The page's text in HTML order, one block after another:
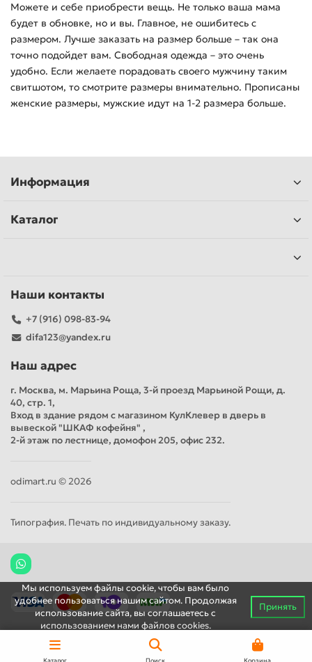
Можете и себе приобрести вещь. Не только ваша мама
будет в обновке, но и вы. Главное, не ошибитесь с
размером. Лучше заказать на размер больше – так она
точно подойдет вам. Свободная одежда – это очень
удобно. Если желаете порадовать своего мужчину таким
свитшотом, то смотрите размеры внимательно. Прописаны
женские размеры, мужские идут на 1-2 размера больше.
Информация
Каталог
Наши контакты
+7 (916) 098-83-94
difa123@yandex.ru
Наш адрес
г. Москва, м. Марьина Роща, 3-й проезд Марьиной Рощи, д.
40, стр. 1,
Вход в здание рядом с магазином КулКлевер в дверь в
вывеской "ШКАФ кофейня" ,
2-й этаж по лестнице, домофон 205, офис 232.
odimart.ru © 2026
Типография. Печать по индивидуальному заказу.
Мы используем файлы cookie, чтобы вам было
удобнее пользоваться нашим сайтом. Продолжая
использование сайта, вы соглашаетесь c
использованием нами файлов cookies.
Принять